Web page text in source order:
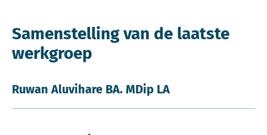
Samenstelling van de laatste
werkgroep
Ruwan Aluvihare BA. MDip LA